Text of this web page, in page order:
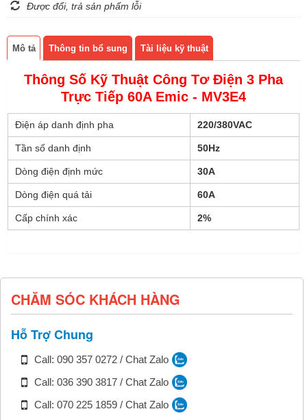
Được đổi, trả sản phẩm lỗi
Mô tả Thông tin bổ sung Tài liệu kỹ thuật
Thông Số Kỹ Thuật Công Tơ Điện 3 Pha
Trực Tiếp 60A Emic - MV3E4
Điện áp danh định pha 220/380VAC
Tần số danh định 50Hz
Dòng điện định mức 30A
Dòng điện quá tải 60A
Cấp chính xác 2%
CHĂM SÓC KHÁCH HÀNG
Hỗ Trợ Chung
Call: 090 357 0272 / Chat Zalo
Call: 036 390 3817 / Chat Zalo
Call: 070 225 1859 / Chat Zalo